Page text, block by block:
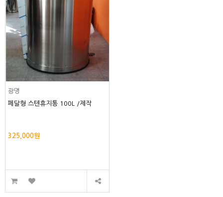
광명
페달형 스텐휴지통 100L /제작
325,000원